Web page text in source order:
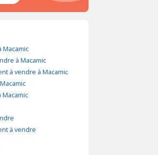
Macamic
à Macamic
à vendre à Macamic
à vendre